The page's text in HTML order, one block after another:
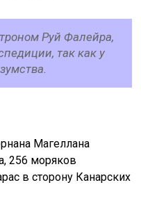
Руй Фалейра,
так как у
Магеллана
256 моряков
в сторону Канарских